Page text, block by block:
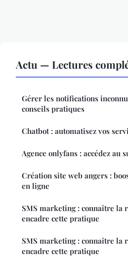
Actu — Lectures
Gérer les notifications
conseils pratiques
Chatbot : automatisez vos
Agence onlyfans : accédez au
Création site web angers :
en ligne
SMS marketing : connaître la
encadre cette pratique
SMS marketing : connaître la
encadre cette pratique